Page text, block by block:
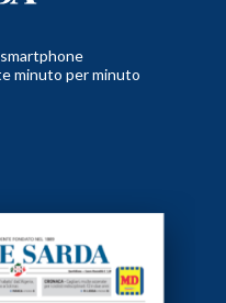
minuto per minuto